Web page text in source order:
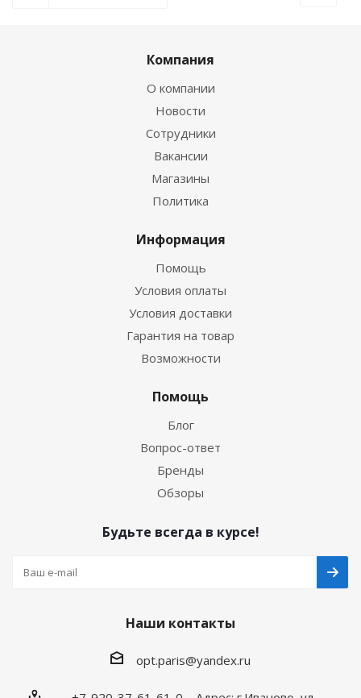
Компания
О компании
Новости
Сотрудники
Вакансии
Магазины
Политика
Информация
Помощь
Условия оплаты
Условия доставки
Гарантия на товар
Возможности
Помощь
Блог
Вопрос-ответ
Бренды
Обзоры
Будьте всегда в курсе!
Наши контакты
opt.paris@yandex.ru